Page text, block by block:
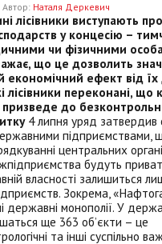
Автор: Наталя Деркевич
лісівники виступають
у концесію –
чи фізичними
що це дозволить
економічний ефект від їх
лісівники переконані, що
призведе до
4 липня уряд затвердив
підприємствами,
центральних
будуть
власності залишиться
Зокрема,
державні монополії. У
ще 363 об’єкти – це
та інші суспільно